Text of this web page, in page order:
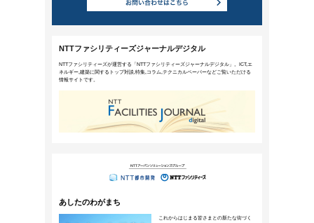
ニューワークスタイル